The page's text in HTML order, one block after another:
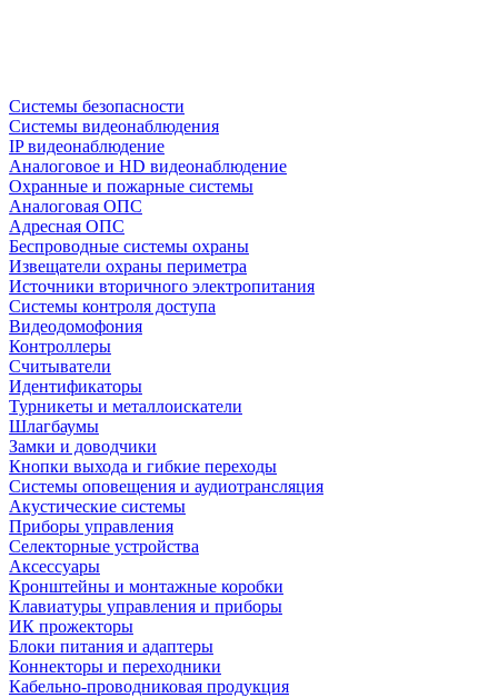
Системы безопасности
Системы видеонаблюдения
IP видеонаблюдение
Аналоговое и HD видеонаблюдение
Охранные и пожарные системы
Аналоговая ОПС
Адресная ОПС
Беспроводные системы охраны
Извещатели охраны периметра
Источники вторичного электропитания
Системы контроля доступа
Видеодомофония
Контроллеры
Считыватели
Идентификаторы
Турникеты и металлоискатели
Шлагбаумы
Замки и доводчики
Кнопки выхода и гибкие переходы
Системы оповещения и аудиотрансляция
Акустические системы
Приборы управления
Селекторные устройства
Аксессуары
Кронштейны и монтажные коробки
Клавиатуры управления и приборы
ИК прожекторы
Блоки питания и адаптеры
Коннекторы и переходники
Кабельно-проводниковая продукция